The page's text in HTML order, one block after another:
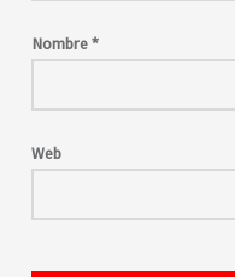
Nombre *
Web